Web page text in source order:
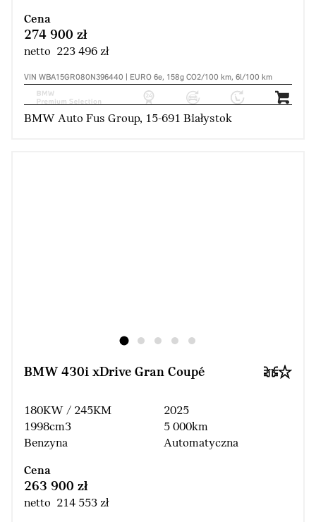
Cena
274 900 zł
netto 223 496 zł
VIN WBA15GR080N396440 | EURO 6e, 158g CO2/100 km, 6l/100 km
BMW Auto Fus Group, 15-691 Białystok
BMW 430i xDrive Gran Coupé
180KW / 245KM
1998cm3
Benzyna
2025
5 000km
Automatyczna
Cena
263 900 zł
netto 214 553 zł